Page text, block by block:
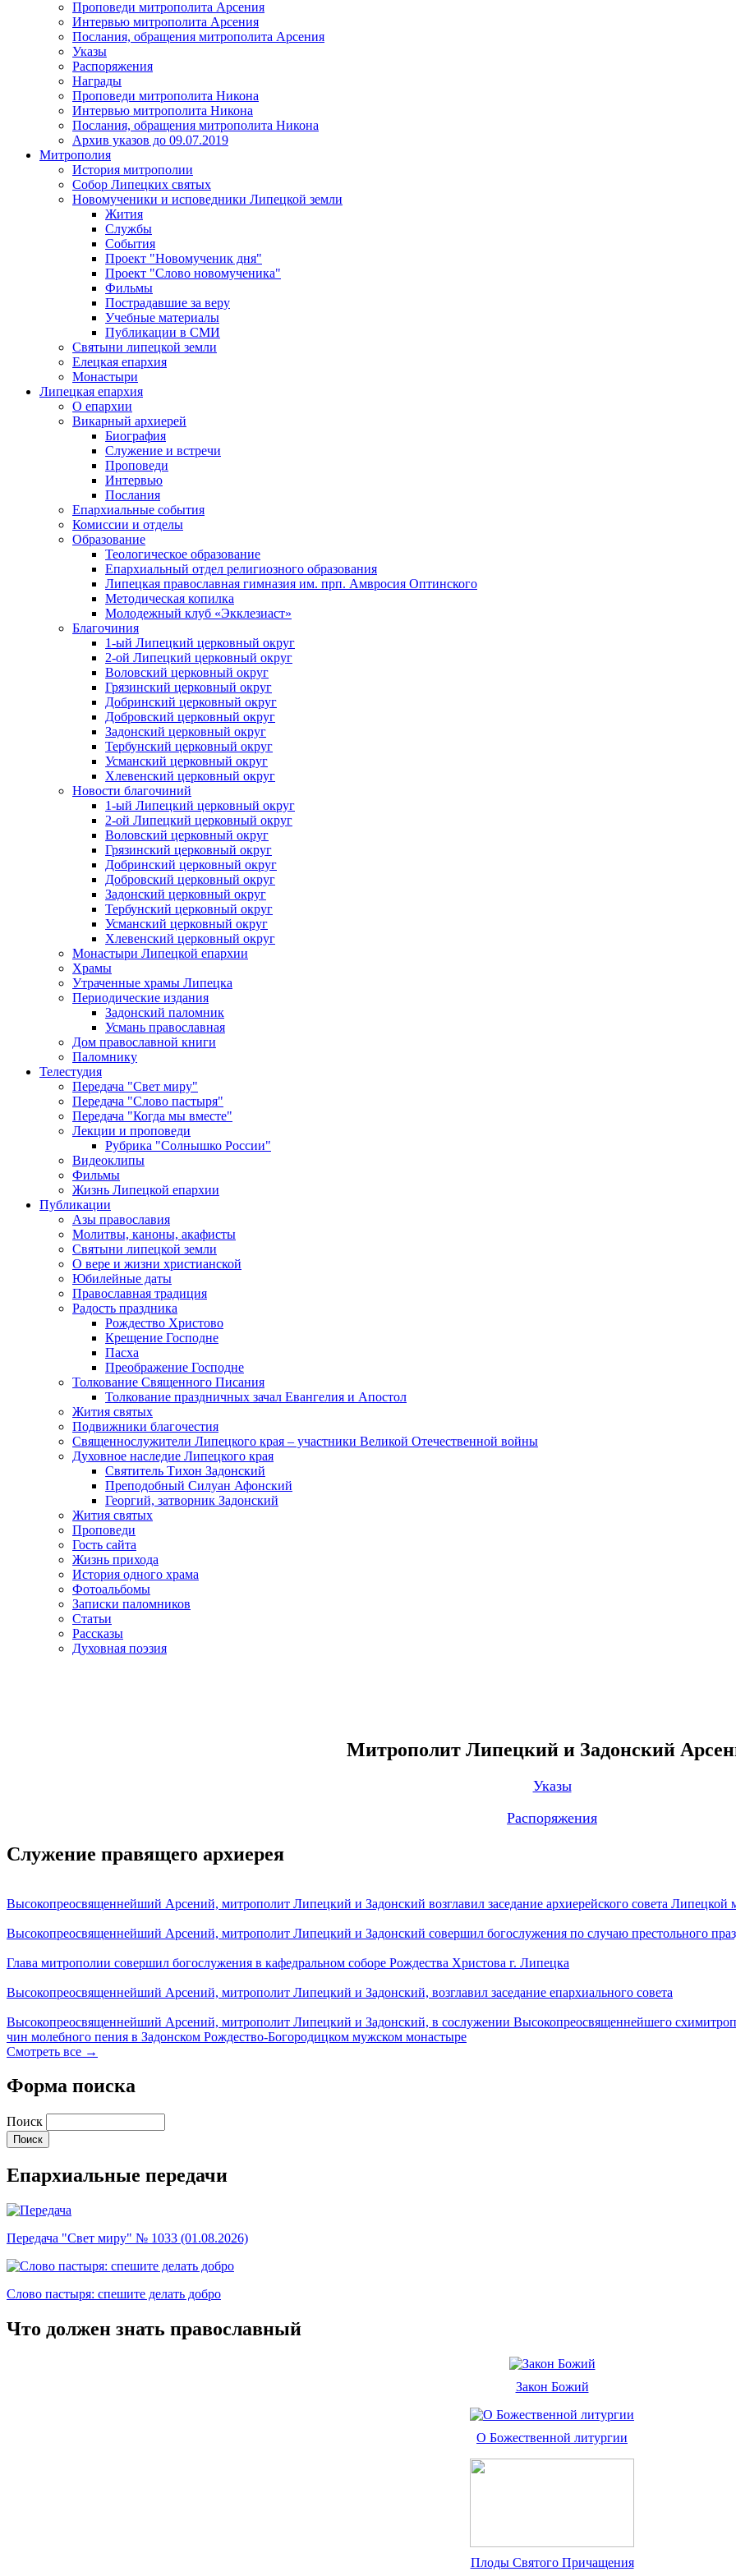
Проповеди митрополита Арсения
Интервью митрополита Арсения
Послания, обращения митрополита Арсения
Указы
Распоряжения
Награды
Проповеди митрополита Никона
Интервью митрополита Никона
Послания, обращения митрополита Никона
Архив указов до 09.07.2019
Митрополия
История митрополии
Собор Липецких святых
Новомученики и исповедники Липецкой земли
Жития
Службы
События
Проект "Новомученик дня"
Проект "Слово новомученика"
Фильмы
Пострадавшие за веру
Учебные материалы
Публикации в СМИ
Святыни липецкой земли
Елецкая епархия
Монастыри
Липецкая епархия
О епархии
Викарный архиерей
Биография
Служение и встречи
Проповеди
Интервью
Послания
Епархиальные события
Комиссии и отделы
Образование
Теологическое образование
Епархиальный отдел религиозного образования
Липецкая православная гимназия им. прп. Амвросия Оптинского
Методическая копилка
Молодежный клуб «Экклезиаст»
Благочиния
1-ый Липецкий церковный округ
2-ой Липецкий церковный округ
Воловский церковный округ
Грязинский церковный округ
Добринский церковный округ
Добровский церковный округ
Задонский церковный округ
Тербунский церковный округ
Усманский церковный округ
Хлевенский церковный округ
Новости благочиний
1-ый Липецкий церковный округ
2-ой Липецкий церковный округ
Воловский церковный округ
Грязинский церковный округ
Добринский церковный округ
Добровский церковный округ
Задонский церковный округ
Тербунский церковный округ
Усманский церковный округ
Хлевенский церковный округ
Монастыри Липецкой епархии
Храмы
Утраченные храмы Липецка
Периодические издания
Задонский паломник
Усмань православная
Дом православной книги
Паломнику
Телестудия
Передача "Свет миру"
Передача "Слово пастыря"
Передача "Когда мы вместе"
Лекции и проповеди
Рубрика "Солнышко России"
Видеоклипы
Фильмы
Жизнь Липецкой епархии
Публикации
Азы православия
Молитвы, каноны, акафисты
Святыни липецкой земли
О вере и жизни христианской
Юбилейные даты
Православная традиция
Радость праздника
Рождество Христово
Крещение Господне
Пасха
Преображение Господне
Толкование Священного Писания
Толкование праздничных зачал Евангелия и Апостол
Жития святых
Подвижники благочестия
Священнослужители Липецкого края – участники Великой Отечественной войны
Духовное наследие Липецкого края
Святитель Тихон Задонский
Преподобный Силуан Афонский
Георгий, затворник Задонский
Жития святых
Проповеди
Гость сайта
Жизнь прихода
История одного храма
Фотоальбомы
Записки паломников
Статьи
Рассказы
Духовная поэзия
Митрополит Липецкий и Задонский
Указы
Распоряжения
Служение правящего архиерея
Высокопреосвященнейший Арсений, митрополит Липецкий и Задонский возглавил заседание архиерейского совета Липецкой
Высокопреосвященнейший Арсений, митрополит Липецкий и Задонский совершил богослужения по случаю престольного
Глава митрополии совершил богослужения в кафедральном соборе Рождества Христова г. Липецка
Высокопреосвященнейший Арсений, митрополит Липецкий и Задонский, возглавил заседание епархиального совета
Высокопреосвященнейший Арсений, митрополит Липецкий и Задонский, в сослужении Высокопреосвященнейшего
чин молебного пения в Задонском Рождество-Богородицком мужском монастыре
Смотреть все →
Форма поиска
Поиск
Епархиальные передачи
Передача "Свет миру" № 1033 (01.08.2026)
Слово пастыря: спешите делать добро
Что должен знать православный
Закон Божий
О Божественной литургии
Плоды Святого Причащения